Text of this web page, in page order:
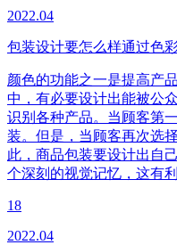
2022.04
包装设计要怎么样通过色
颜色的功能之一是提高产
中，有必要设计出能被公
识别各种产品。当顾客第
装。但是，当顾客再次选
此，商品包装要设计出自
个深刻的视觉记忆，这有
18
2022.04